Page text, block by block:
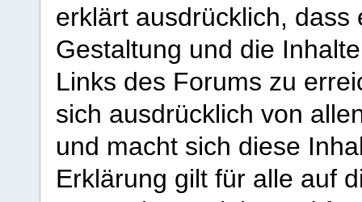
erklärt ausdrücklich,
Gestaltung und die
Links des Forums zu
sich ausdrücklich von
und macht sich diese
Erklärung gilt für alle auf